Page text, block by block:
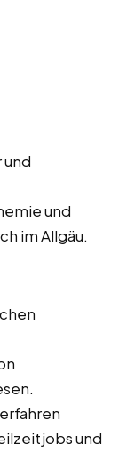
und
und
im Allgäu.
und